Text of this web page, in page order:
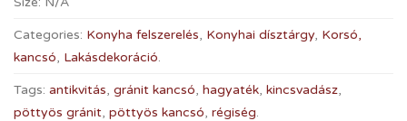
Categories: Konyha felszerelés, Konyhai dísztárgy, Korsó,
kancsó, Lakásdekoráció.
Tags: antikvitás, gránit kancsó, hagyaték, kincsvadász,
pöttyös gránit, pöttyös kancsó, régiség.